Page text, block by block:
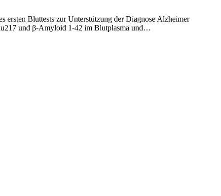
ersten Bluttests zur Unterstützung der Diagnose Alzheimer
und β-Amyloid 1-42 im Blutplasma und…